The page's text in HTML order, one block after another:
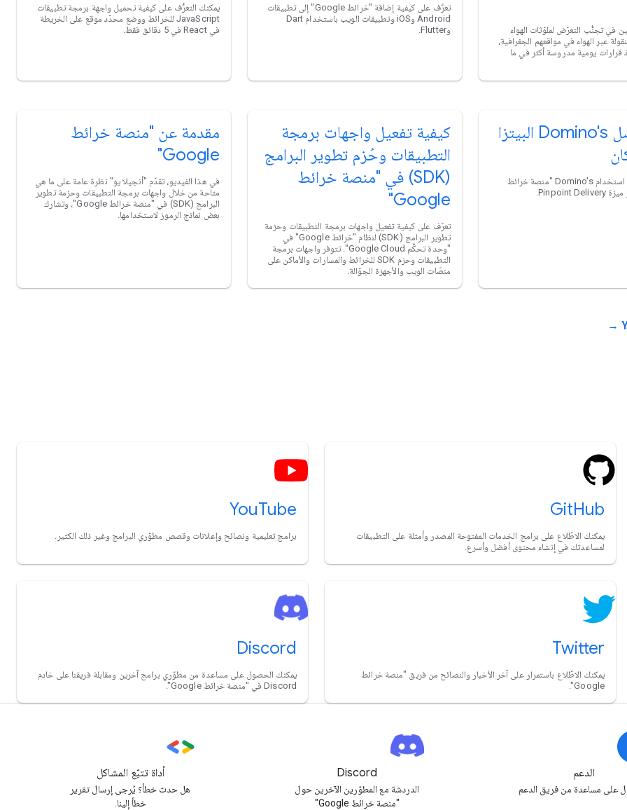
في تجنُّب التعرّض لملوّثات الهواء
عبر الهواء في مواقعهم الجغرافية،
قرارات يومية مدروسة أكثر في ما
تعرَّف على كيفية إضافة "خرائط Google" إلى تطبيقات
Android وiOS وتطبيقات الويب باستخدام Dart
وFlutter.
يمكنك التعرُّف على كيفية تحميل واجهة برمجة تطبيقات
JavaScript للخرائط ووضع محدّد موقع على الخريطة
في React في 5 دقائق فقط.
كيف توصل Domino's البيتزا
تعرَّف على كيفية استخدام Domino's "منصة خرائط
كيفية تفعيل واجهات برمجة
التطبيقات وحُزم تطوير البرامج
(SDK) في "منصة خرائط
Google"
تعرّف على كيفية تفعيل واجهات برمجة التطبيقات وحزمة
تطوير البرامج (SDK) لنظام "خرائط Google" في
"وحدة تحكُّم Google Cloud". تتوفر واجهات برمجة
التطبيقات وحزم SDK للخرائط والمسارات والأماكن على
منصّات الويب والأجهزة الجوّالة.
مقدمة عن "منصة خرائط
Google"
في هذا الفيديو، تقدّم "أنجيلا يو" نظرة عامة على ما هي
متاحة من خلال واجهات برمجة التطبيقات وحزمة تطوير
البرامج (SDK) في "منصة خرائط Google"، وتشارك
بعض نماذج الرموز لاستخدامها.
GitHub
يمكنك الاطّلاع على برامج الخدمات المفتوحة المصدر وأمثلة على التطبيقات
لمساعدتك في إنشاء محتوى أفضل وأسرع.
YouTube
برامج تعليمية ونصائح وإعلانات وقصص مطوّري البرامج وغير ذلك الكثير.
Twitter
يمكنك الاطّلاع باستمرار على آخر الأخبار والنصائح من فريق "منصة خرائط
Google".
Discord
يمكنك الحصول على مساعدة من مطوّري برامج آخرين ومقابلة فريقنا على خادم
Discord في "منصة خرائط Google".
الدعم
على مساعدة من فريق الدعم
Discord
الدردشة مع المطوّرين الآخرين حول
"منصة خرائط Google"
أداة تتبّع المشاكل
هل حدث خطأ؟ يُرجى إرسال تقرير
خطأ إلينا.